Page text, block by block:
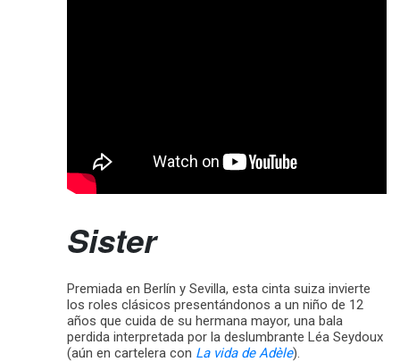
Sister
Premiada en Berlín y Sevilla, esta cinta suiza invierte
los roles clásicos presentándonos a un niño de 12
años que cuida de su hermana mayor, una bala
perdida interpretada por la deslumbrante Léa Seydoux
(aún en cartelera con La vida de Adèle).